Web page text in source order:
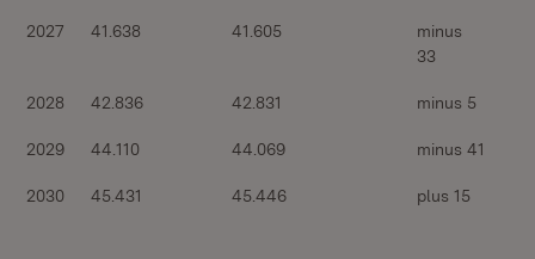
2027 41.638 41.605
minus
33
2028 42.836 42.831 minus 5
2029 44.110 44.069 minus 41
2030 45.431 45.446 plus 15